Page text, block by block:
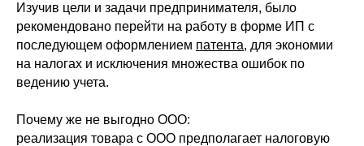
Изучив цели и задачи предпринимателя, было
рекомендовано перейти на работу в форме ИП с
последующем оформлением патента, для экономии
на налогах и исключения множества ошибок по
ведению учета.
Почему же не выгодно ООО:
реализация товара с ООО предполагает налоговую